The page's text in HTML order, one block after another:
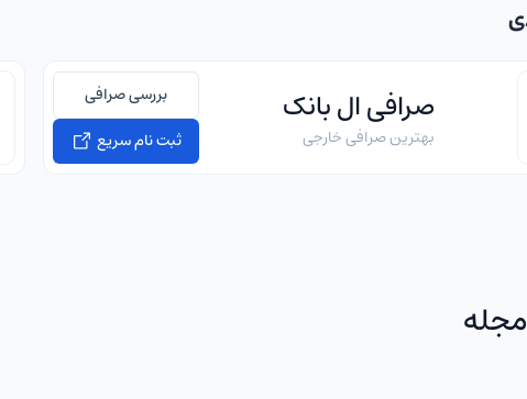
صرافی ال بانک
بهترین صرافی خارجی
بررسی صرافی
ثبت نام سریع